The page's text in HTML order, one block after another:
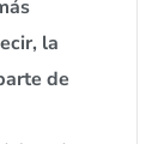
la
de